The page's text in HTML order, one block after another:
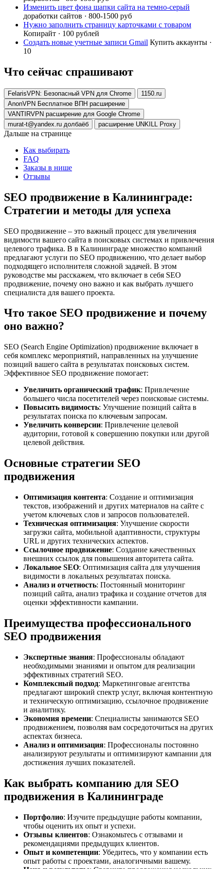
Изменить цвет фона шапки сайта на темно-серый
доработки сайтов · 800-1500 руб
Нужно заполнить страницу карточками с товаром
Копирайт · 100 рублей
Создать новые учетные записи Gmail Купить аккаунты ·
10
Что сейчас спрашивают
FelarisVPN: Безопасный VPN для Chrome
1150.ru
AnonVPN Бесплатное ВПН расширение
VANTIRVPN расширение для Google Chrome
murat-t@yandex.ru долбаёб
расширение UNKILL Proxy
Дальше на странице
Как выбирать
FAQ
Заказы в нише
Отзывы
SEO продвижение в Калининграде:
Стратегии и методы для успеха
SEO продвижение – это важный процесс для увеличения
видимости вашего сайта в поисковых системах и привлечения
целевого трафика. В в Калининграде множество компаний
предлагают услуги по SEO продвижению, что делает выбор
подходящего исполнителя сложной задачей. В этом
руководстве мы расскажем, что включает в себя SEO
продвижение, почему оно важно и как выбрать лучшего
специалиста для вашего проекта.
Что такое SEO продвижение и почему
оно важно?
SEO (Search Engine Optimization) продвижение включает в
себя комплекс мероприятий, направленных на улучшение
позиций вашего сайта в результатах поисковых систем.
Эффективное SEO продвижение помогает:
Увеличить органический трафик: Привлечение
большего числа посетителей через поисковые системы.
Повысить видимость: Улучшение позиций сайта в
результатах поиска по ключевым запросам.
Увеличить конверсии: Привлечение целевой
аудитории, готовой к совершению покупки или другой
целевой действия.
Основные стратегии SEO
продвижения
Оптимизация контента: Создание и оптимизация
текстов, изображений и других материалов на сайте с
учетом ключевых слов и запросов пользователей.
Техническая оптимизация: Улучшение скорости
загрузки сайта, мобильной адаптивности, структуры
URL и других технических аспектов.
Ссылочное продвижение: Создание качественных
внешних ссылок для повышения авторитета сайта.
Локальное SEO: Оптимизация сайта для улучшения
видимости в локальных результатах поиска.
Анализ и отчетность: Постоянный мониторинг
позиций сайта, анализ трафика и создание отчетов для
оценки эффективности кампании.
Преимущества профессионального
SEO продвижения
Экспертные знания: Профессионалы обладают
необходимыми знаниями и опытом для реализации
эффективных стратегий SEO.
Комплексный подход: Маркетинговые агентства
предлагают широкий спектр услуг, включая контентную
и техническую оптимизацию, ссылочное продвижение
и аналитику.
Экономия времени: Специалисты занимаются SEO
продвижением, позволяя вам сосредоточиться на других
аспектах бизнеса.
Анализ и оптимизация: Профессионалы постоянно
анализируют результаты и оптимизируют кампании для
достижения лучших показателей.
Как выбрать компанию для SEO
продвижения в Калининграде
Портфолио: Изучите предыдущие работы компании,
чтобы оценить их опыт и успехи.
Отзывы клиентов: Ознакомьтесь с отзывами и
рекомендациями предыдущих клиентов.
Опыт и компетенции: Убедитесь, что у компании есть
опыт работы с проектами, аналогичными вашему.